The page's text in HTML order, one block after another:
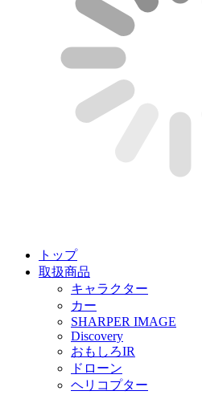
トップ
取扱商品
キャラクター
カー
SHARPER IMAGE
Discovery
おもしろIR
ドローン
ヘリコプター